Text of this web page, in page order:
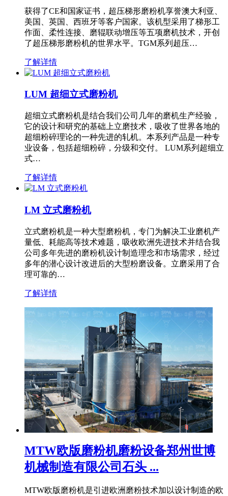
获得了CE和国家证书，超压梯形磨粉机享誉澳大利亚、
美国、英国、西班牙等客户国家。该机型采用了梯形工
作面、柔性连接、磨辊联动增压等五项磨机技术，开创
了超压梯形磨粉机的世界水平。TGM系列超压…
了解详情
LUM 超细立式磨粉机
超细立式磨粉机是结合我们公司几年的磨机生产经验，
它的设计和研究的基础上立磨技术，吸收了世界各地的
超细粉碎理论的一种先进的轧机。本系列产品是一种专
业设备，包括超细粉碎，分级和交付。 LUM系列超细立
式…
了解详情
LM 立式磨粉机
立式磨粉机是一种大型磨粉机，专门为解决工业磨机产
量低、耗能高等技术难题，吸收欧洲先进技术并结合我
公司多年先进的磨粉机设计制造理念和市场需求，经过
多年的潜心设计改进后的大型粉磨设备。立磨采用了合
理可靠的…
了解详情
MTW欧版磨粉机磨粉设备郑州世博
机械制造有限公司石头 ...
MTW欧版磨粉机是引进欧洲磨粉技术加以设计制造的欧